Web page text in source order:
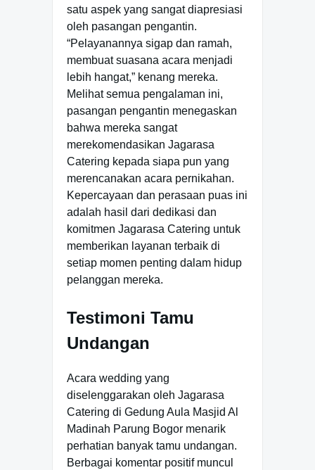
satu aspek yang sangat diapresiasi
oleh pasangan pengantin.
“Pelayanannya sigap dan ramah,
membuat suasana acara menjadi
lebih hangat,” kenang mereka.
Melihat semua pengalaman ini,
pasangan pengantin menegaskan
bahwa mereka sangat
merekomendasikan Jagarasa
Catering kepada siapa pun yang
merencanakan acara pernikahan.
Kepercayaan dan perasaan puas ini
adalah hasil dari dedikasi dan
komitmen Jagarasa Catering untuk
memberikan layanan terbaik di
setiap momen penting dalam hidup
pelanggan mereka.
Testimoni Tamu
Undangan
Acara wedding yang
diselenggarakan oleh Jagarasa
Catering di Gedung Aula Masjid Al
Madinah Parung Bogor menarik
perhatian banyak tamu undangan.
Berbagai komentar positif muncul